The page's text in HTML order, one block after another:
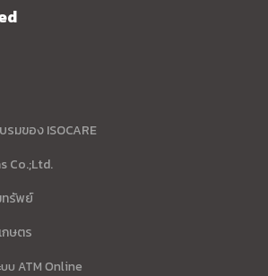
มของ ISOCARE
Co.;Ltd.
รัพย์
ษตร
บ ATM Online